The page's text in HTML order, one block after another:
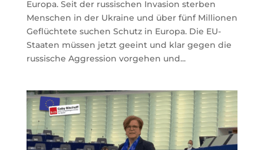
Europa. Seit der russischen Invasion sterben
Menschen in der Ukraine und über fünf Millionen
Geflüchtete suchen Schutz in Europa. Die EU-
Staaten müssen jetzt geeint und klar gegen die
russische Aggression vorgehen und...